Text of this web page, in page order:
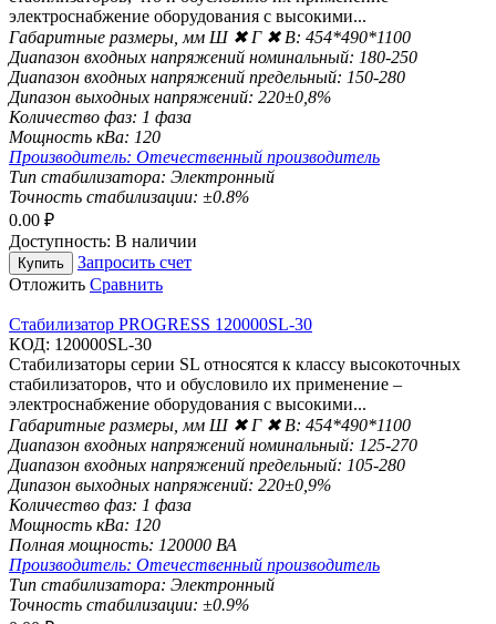
электроснабжение оборудования с высокими...
Габаритные размеры, мм Ш ✖ Г ✖ В: 454*490*1100
Диапазон входных напряжений номинальный: 180-250
Диапазон входных напряжений предельный: 150-280
Дипазон выходных напряжений: 220±0,8%
Количество фаз: 1 фаза
Мощность кВа: 120
Производитель: Отечественный производитель
Тип стабилизатора: Электронный
Точность стабилизации: ±0.8%
0.00 ₽
Доступность: В наличии
Купить
Запросить счет
Отложить Сравнить
Стабилизатор PROGRESS 120000SL-30
КОД: 120000SL-30
Стабилизаторы серии SL относятся к класcу высокоточных
стабилизаторов, что и обусловило их применение –
электроснабжение оборудования с высокими...
Габаритные размеры, мм Ш ✖ Г ✖ В: 454*490*1100
Диапазон входных напряжений номинальный: 125-270
Диапазон входных напряжений предельный: 105-280
Дипазон выходных напряжений: 220±0,9%
Количество фаз: 1 фаза
Мощность кВа: 120
Полная мощность: 120000 ВА
Производитель: Отечественный производитель
Тип стабилизатора: Электронный
Точность стабилизации: ±0.9%